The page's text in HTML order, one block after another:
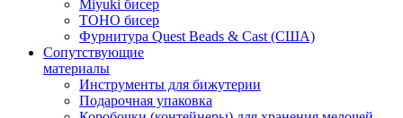
Miyuki бисер
TOHO бисер
Фурнитура Quest Beads & Cast (США)
Сопутствующие
материалы
Инструменты для бижутерии
Подарочная упаковка